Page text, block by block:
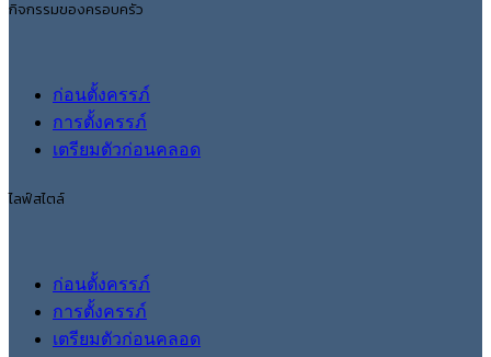
กิจกรรมของครอบครัว
ก่อนตั้งครรภ์
การตั้งครรภ์
เตรียมตัวก่อนคลอด
ไลฟ์สไตล์
ก่อนตั้งครรภ์
การตั้งครรภ์
เตรียมตัวก่อนคลอด